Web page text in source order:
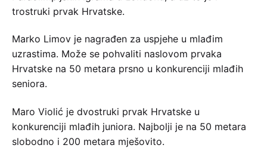
trostruki prvak Hrvatske.
Marko Limov je nagrađen za uspjehe u mlađim
uzrastima. Može se pohvaliti naslovom prvaka
Hrvatske na 50 metara prsno u konkurenciji mlađih
seniora.
Maro Violić je dvostruki prvak Hrvatske u
konkurenciji mlađih juniora. Najbolji je na 50 metara
slobodno i 200 metara mješovito.